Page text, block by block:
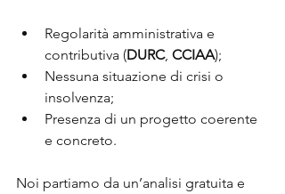
Regolarità amministrativa e
contributiva (DURC, CCIAA);
Nessuna situazione di crisi o
insolvenza;
Presenza di un progetto coerente
e concreto.
Noi partiamo da un’analisi gratuita e